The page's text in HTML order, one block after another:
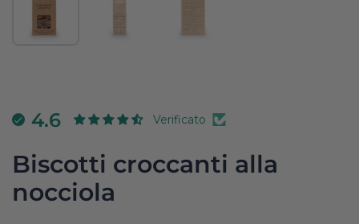
4.6 Verificato
Biscotti croccanti alla
nocciola